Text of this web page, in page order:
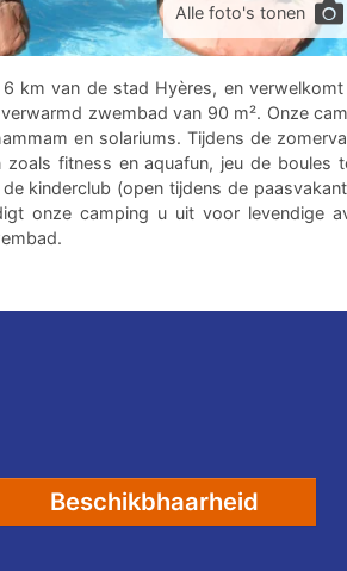
Alle foto's tonen
km van de stad Hyères, en
zwembad van 90 m². Onze
en solariums. Tijdens de
fitness en aquafun, jeu de boules
kinderclub (open tijdens de
onze camping u uit voor levendige
Beschikbhaarheid